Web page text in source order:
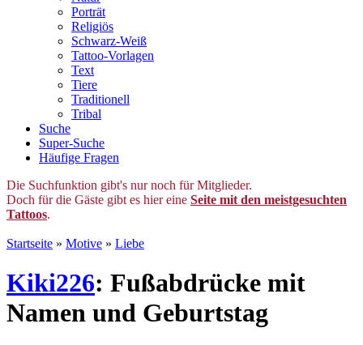
Porträt
Religiös
Schwarz-Weiß
Tattoo-Vorlagen
Text
Tiere
Traditionell
Tribal
Suche
Super-Suche
Häufige Fragen
Die Suchfunktion gibt's nur noch für Mitglieder.
Doch für die Gäste gibt es hier eine Seite mit den meistgesuchten
Tattoos.
Startseite » Motive » Liebe
Kiki226: Fußabdrücke mit
Namen und Geburtstag